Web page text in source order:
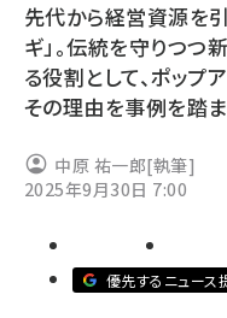
ecbeing (1213)
アスクル (1126)
ビィ・フォアード
先代から経営資源を引
ギ」。伝統を守りつつ
る役割として、ポップ
その理由を事例を踏ま
中原 祐一郎[執筆]
2025年9月30日 7:00
優先するニュース